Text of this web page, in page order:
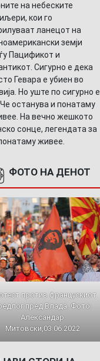
на небеските
кои го
ланецот на
земји
Пацификот и
Сигурно е дека
Гевара е убиен во
Но уште по сигурно е
останува и понатаму
На вечно жешкото
сонце, легендата за
живее.
ФОТО НА ДЕНОТ
против францускиот
пред Влада. Фото:
Александар
Митовски,03.06.2022